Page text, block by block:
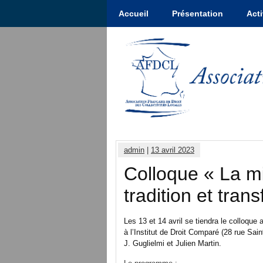
Accueil Présentation
admin 13 avril 2023
Colloque « La
tradition et
Les 13 et 14 avril se tiendra le colloque
à l’Institut de Droit Comparé (28 rue
J. Guglielmi et Julien Martin.